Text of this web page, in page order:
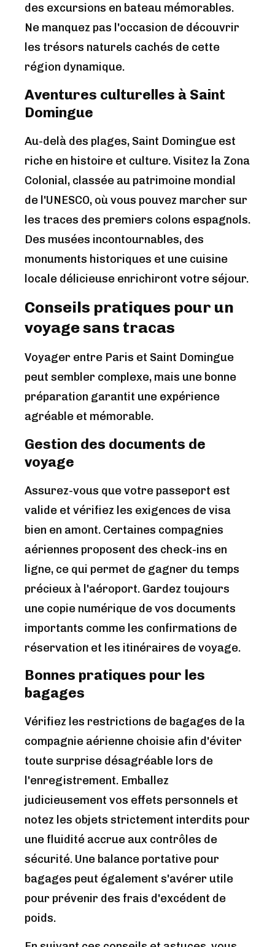
des excursions en bateau mémorables.
Ne manquez pas l'occasion de découvrir
les trésors naturels cachés de cette
région dynamique.
Aventures culturelles à Saint
Domingue
Au-delà des plages, Saint Domingue est
riche en histoire et culture. Visitez la Zona
Colonial, classée au patrimoine mondial
de l'UNESCO, où vous pouvez marcher sur
les traces des premiers colons espagnols.
Des musées incontournables, des
monuments historiques et une cuisine
locale délicieuse enrichiront votre séjour.
Conseils pratiques pour un
voyage sans tracas
Voyager entre Paris et Saint Domingue
peut sembler complexe, mais une bonne
préparation garantit une expérience
agréable et mémorable.
Gestion des documents de
voyage
Assurez-vous que votre passeport est
valide et vérifiez les exigences de visa
bien en amont. Certaines compagnies
aériennes proposent des check-ins en
ligne, ce qui permet de gagner du temps
précieux à l'aéroport. Gardez toujours
une copie numérique de vos documents
importants comme les confirmations de
réservation et les itinéraires de voyage.
Bonnes pratiques pour les
bagages
Vérifiez les restrictions de bagages de la
compagnie aérienne choisie afin d'éviter
toute surprise désagréable lors de
l'enregistrement. Emballez
judicieusement vos effets personnels et
notez les objets strictement interdits pour
une fluidité accrue aux contrôles de
sécurité. Une balance portative pour
bagages peut également s'avérer utile
pour prévenir des frais d'excédent de
poids.